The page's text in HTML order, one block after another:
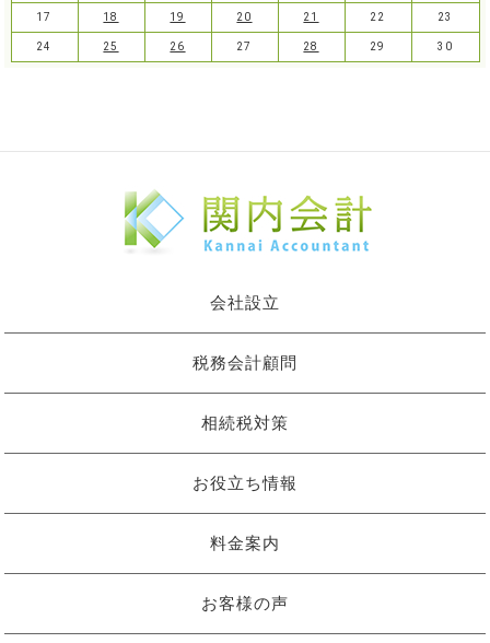
17 18 19 20 21 22 23
24 25 26 27 28 29 30
会社設立
税務会計顧問
相続税対策
お役立ち情報
料金案内
お客様の声